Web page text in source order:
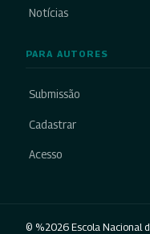
Notícias
PARA AUTORES
Submissão
Cadastrar
Acesso
© %2026 Escola Nacional